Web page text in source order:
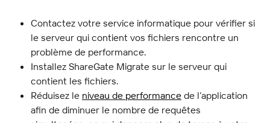
Contactez votre service informatique pour vérifier si
le serveur qui contient vos fichiers rencontre un
problème de performance.
Installez ShareGate Migrate sur le serveur qui
contient les fichiers.
Réduisez le niveau de performance de l’application
afin de diminuer le nombre de requêtes